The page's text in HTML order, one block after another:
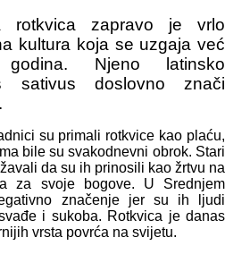
rotkvica zapravo je vrlo
kultura koja se uzgaja već
Njeno latinsko
sativus doslovno znači
su primali rotkvice kao plaću,
bile su svakodnevni obrok. Stari
da su ih prinosili kao žrtvu na
za svoje bogove. U Srednjem
značenje jer su ih ljudi
i sukoba. Rotkvica je danas
vrsta povrća na svijetu.